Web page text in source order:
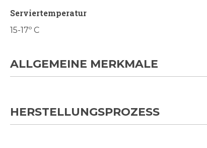
Serviertemperatur
15-17º C
ALLGEMEINE MERKMALE
HERSTELLUNGSPROZESS